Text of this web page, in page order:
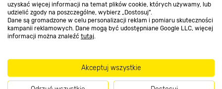
uzyskać więcej informacji na temat plików cookie, których używamy, lub
udzielić zgody na poszczególne, wybierz „Dostosuj”.
Dane są gromadzone w celu personalizacji reklam i pomiaru skuteczności
kampanii reklamowych. Dane mogą być udostępniane Google LLC, więcej
informacji można znaleźć tutaj.
Akceptuj wszystkie
Metody płatności
Informacje handlowe o towarach i ich cenach podane na stronach serwisu:
nie stanowią oferty, a są wyłącznie